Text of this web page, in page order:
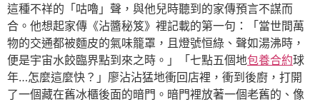
這種不祥的「咕嚕」聲，與他兒時聽到的家傳預言不謀而
合。他想起家傳《沾醬秘笈》裡記載的第一句：「當世間萬
物的交通都被麵皮的氣味籠罩，且燈號恒綠、聲如湯沸時，
便是宇宙水餃臨界點到來之時。」「七點五個地包養合約球
年…怎麼這麼快？」廖沾沾猛地衝回店裡，衝到後廚，打開
了一個藏在舊冰櫃後面的暗門。暗門裡放著一個老舊的、像